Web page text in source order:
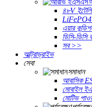
৪৮V
LiFePO4
এয়ার
ডিসি-ডিসি
সব >>
আল্ট্রাড্রাইভ
সেবা
সমাধান
আবাসিক
মোবাইল
মোটিভ